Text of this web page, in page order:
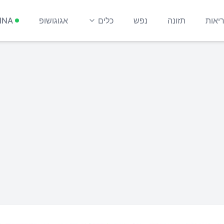
תזונה נפש כלים אגוגושופ